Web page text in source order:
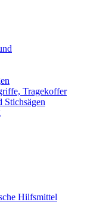
Tragekoffer
Stichsägen
Hilfsmittel